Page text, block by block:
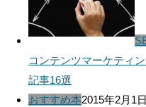
コンテンツマーケティ
記事16選
おすすめ本2015年2月1日